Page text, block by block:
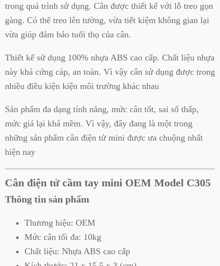
trong quá trình sử dụng. Cân được thiết kế với lỗ treo gọn
gàng. Có thể treo lên tường, vừa tiết kiệm không gian lại
vừa giúp đảm bảo tuổi thọ của cân.
Thiết kế sử dụng 100% nhựa ABS cao cấp. Chất liệu nhựa
này khá cứng cáp, an toàn. Vì vậy cân sử dụng được trong
nhiều điều kiện kiện môi trường khác nhau
Sản phẩm đa dạng tính năng, mức cân tốt, sai số thấp,
mức giá lại khá mềm. Vì vậy, đây đang là một trong
những sản phẩm cân điện tử mini được ưa chuộng nhất
hiện nay
Cân điện tử cầm tay mini OEM Model C305
Thông tin sản phẩm
Thương hiệu: OEM
Mức cân tối đa: 10kg
Chất liệu: Nhựa ABS cao cấp